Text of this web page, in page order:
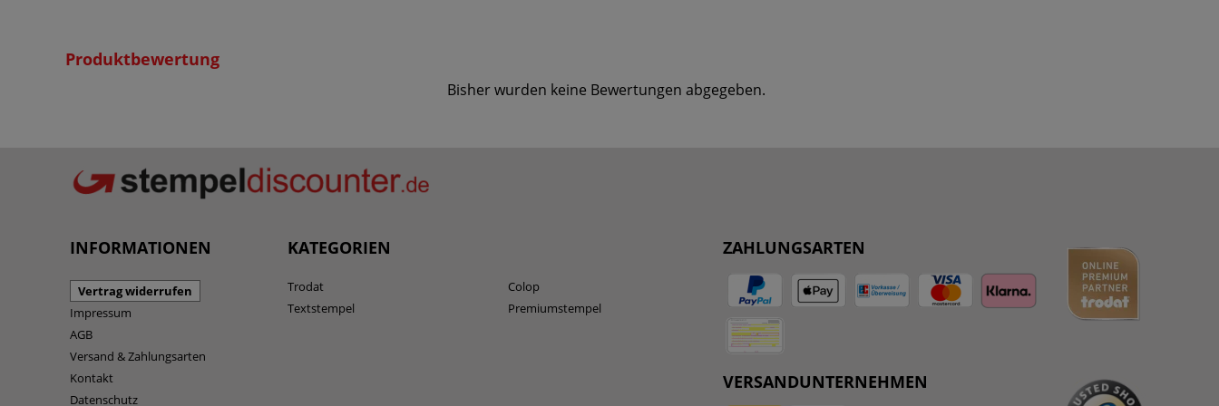
Produktbewertung
Bisher wurden keine Bewertungen abgegeben.
INFORMATIONEN
Vertrag widerrufen
Impressum
AGB
Versand & Zahlungsarten
Kontakt
Datenschutz
KATEGORIEN
Trodat
Textstempel
Colop
Premiumstempel
ZAHLUNGSARTEN
VERSANDUNTERNEHMEN